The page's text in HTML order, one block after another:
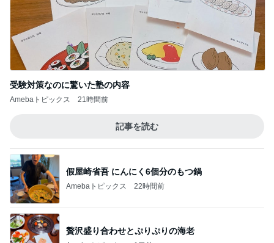
韓国で買ったコスパのいいお菓子
Amebaトピックス 1日前
記事を読む
夫の土産のずっしり重みがある梨
Amebaトピックス 1日前